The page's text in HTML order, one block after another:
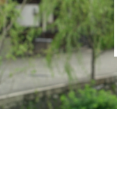
プロフィール
事務所アクセス
活動報告